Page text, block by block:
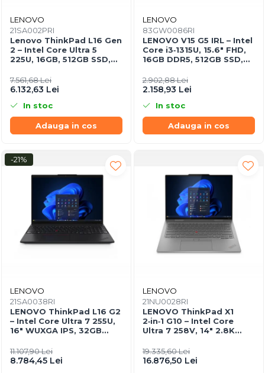
LENOVO
21SA002PRI
Lenovo ThinkPad L16 Gen
2 – Intel Core Ultra 5
225U, 16GB, 512GB SSD,
On‑Site
7.561,68 Lei
6.132,63 Lei
In stoc
Adauga in cos
LENOVO
83GW0086RI
LENOVO V15 G5 IRL – Intel
Core i3‑1315U, 15.6" FHD,
16GB DDR5, 512GB SSD,
2.902,88 Lei
2.158,93 Lei
In stoc
Adauga in cos
-21%
LENOVO
21SA0038RI
LENOVO ThinkPad L16 G2
– Intel Core Ultra 7 255U,
16" WUXGA IPS, 32GB
11 Pro, 3Y On‑Site
11.107,90 Lei
8.784,45 Lei
LENOVO
21NU0028RI
LENOVO ThinkPad X1
2‑in‑1 G10 – Intel Core
Ultra 7 258V, 14" 2.8K
LPDDR5X, 2TB SSD PCIe
5.0, W11P, 3Y Premier
19.335,60 Lei
16.876,50 Lei